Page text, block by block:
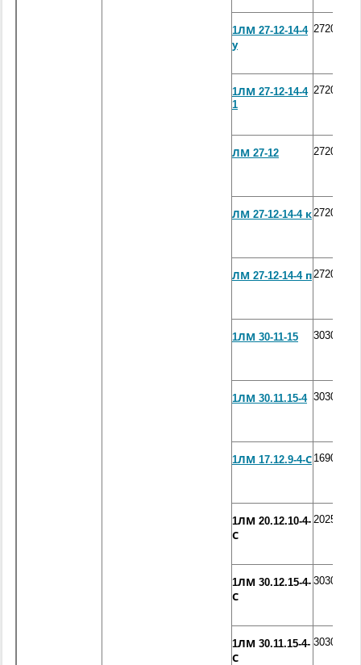
1ЛМ 27-12-14-4
у
1ЛМ 27-12-14-4
1
ЛМ 27-12
ЛМ 27-12-14-4 к
ЛМ 27-12-14-4 п
1ЛМ 30-11-15
1ЛМ 30.11.15-4
1ЛМ 17.12.9-4-С
1ЛМ 20.12.10-4-
С
1ЛМ 30.12.15-4-
С
1ЛМ 30.11.15-4-
С